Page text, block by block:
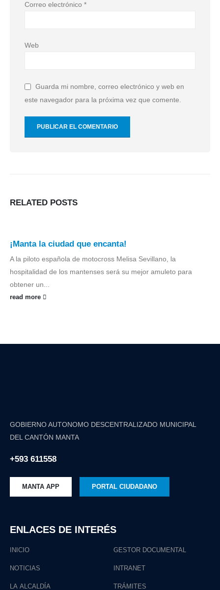
Correo electrónico *
Web
Guarda mi nombre, correo electrónico y web en
este navegador para la próxima vez que comente.
RELATED POSTS
¡Manta la ciudad que encanta!
A la piloto española de motocross Melisa Sevillano, la
hospitalidad de los mantenses será su mejor amuleto para
obtener un...
read more
GOBIERNO AUTONOMO DESCENTRALIZADO MUNICIPAL
DEL CANTÓN MANTA
+593 611558
MANTA APP PORTAL CIUDADANO
ENLACES DE INTERÉS
INICIO
NOTICIAS
LA ALCALDÍA
GESTOR DOCUMENTAL
INTRANET
TRÁMITES